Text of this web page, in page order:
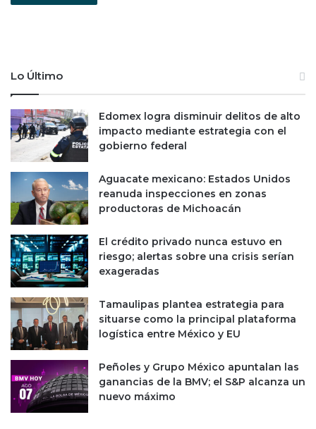
Lo Último
Edomex logra disminuir delitos de alto
impacto mediante estrategia con el
gobierno federal
Aguacate mexicano: Estados Unidos
reanuda inspecciones en zonas
productoras de Michoacán
El crédito privado nunca estuvo en
riesgo; alertas sobre una crisis serían
exageradas
Tamaulipas plantea estrategia para
situarse como la principal plataforma
logística entre México y EU
Peñoles y Grupo México apuntalan las
ganancias de la BMV; el S&P alcanza un
nuevo máximo